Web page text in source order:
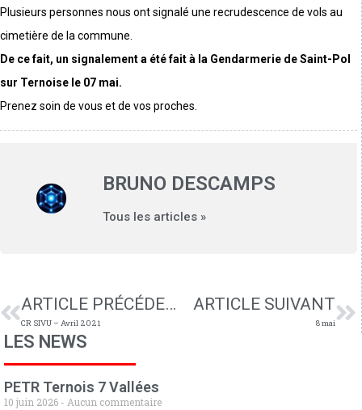
Plusieurs personnes nous ont signalé une recrudescence de vols au
cimetière de la commune.
De ce fait, un signalement a été fait à la Gendarmerie de Saint-Pol
sur Ternoise le 07 mai.
Prenez soin de vous et de vos proches.
BRUNO DESCAMPS
Tous les articles »
ARTICLE PRÉCÉDENT
CR SIVU – Avril 2021
ARTICLE SUIVANT
8 mai
LES NEWS
PETR Ternois 7 Vallées
10 juin 2026
Aucun commentaire